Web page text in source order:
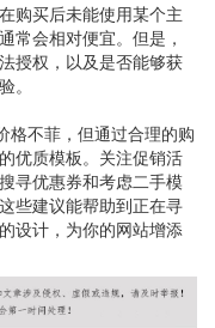
购买后未能使用某个主
常会相对便宜。但是，
授权，以及是否能够获
。
格不菲，但通过合理的购
优质模板。关注促销活
寻优惠券和考虑二手模
些建议能帮助到正在寻
设计，为你的网站增添